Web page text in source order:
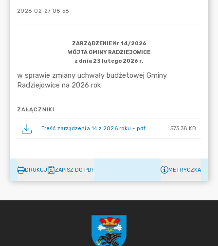
2026-02-27 08:56
ZAŁĄCZNIKI
Treść zarządzenia 14 z 2026 roku - pdf 573.38 KB
DRUKUJ ZAPISZ DO PDF METRYCZKA